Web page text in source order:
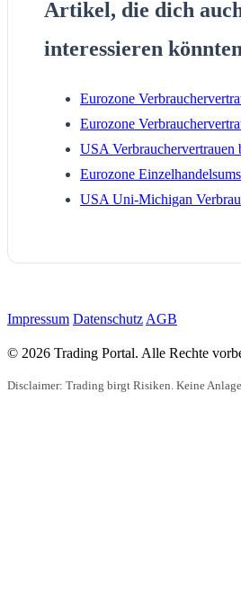
Artikel, die dich
interessieren
Eurozone
Eurozone
USA Verbrauchervertrauen
Eurozone
USA Uni-Michigan
Impressum Datenschutz AGB
© 2026 Trading Portal. Alle Rechte
Disclaimer: Trading birgt Risiken. Keine